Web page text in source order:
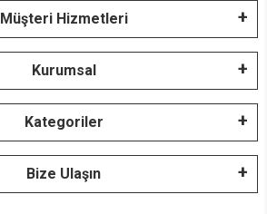
Müşteri Hizmetleri
Kurumsal
Kategoriler
Bize Ulaşın